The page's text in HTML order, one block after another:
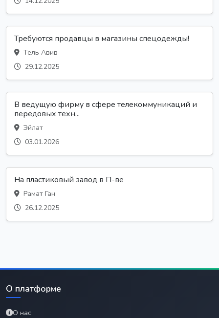
Требуются продавцы в магазины спецодежды!
Тель Авив
29.12.2025
В ведущую фирму в сфере телекоммуникаций и
передовых техн...
Эйлат
03.01.2026
На пластиковый завод в П-ве
Рамат Ган
26.12.2025
О платформе
О нас